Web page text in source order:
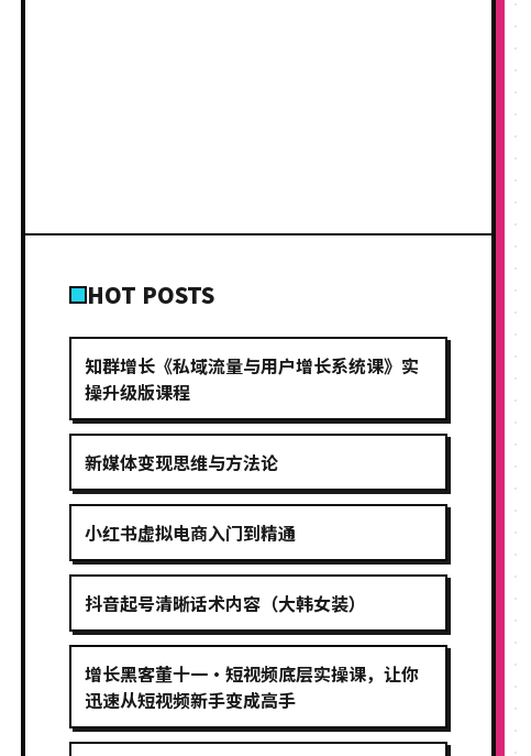
HOT POSTS
知群增长《私域流量与用户增长系统课》实
操升级版课程
新媒体变现思维与方法论
小红书虚拟电商入门到精通
抖音起号清晰话术内容（大韩女装）
增长黑客董十一·短视频底层实操课，让你
迅速从短视频新手变成高手